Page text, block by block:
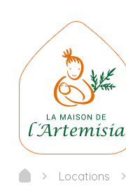
Locations